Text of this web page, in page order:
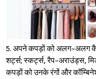
5. अपने कपड़ों को अलग-अलग
शर्ट्स; स्कर्ट्स, रैप-अराउंड्स,
कपड़ों को उनके रंगों और